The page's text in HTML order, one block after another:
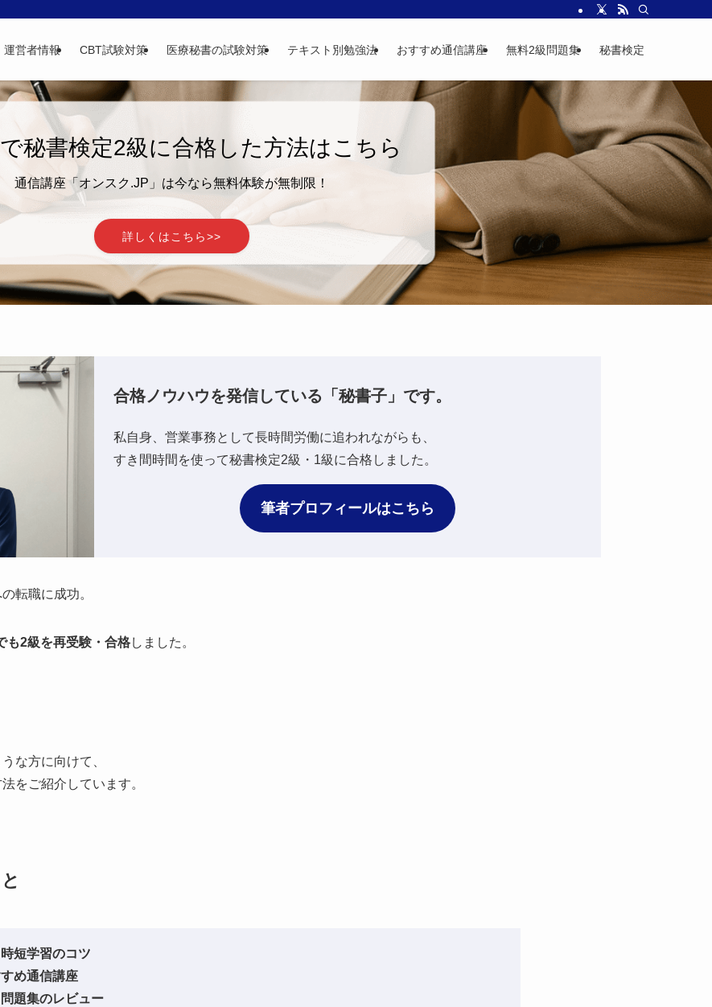
運営者情報 CBT試験対策 医療秘書の試験対策 テキスト別勉強法 おすすめ通信講座 無料2級問題集 秘書検定
秘書検定2級に合格した方法はこちら
通信講座「オンスク.JP」は今なら無料体験が無制限！
詳しくはこちら>>
合格ノウハウを発信している「秘書子」です。
私自身、営業事務として長時間労働に追われながらも、
すき間時間を使って秘書検定2級・1級に合格しました。
筆者プロフィールはこちら
転職に成功。
も2級を再受験・合格しました。
な方に向けて、
をご紹介しています。
短学習のコツ
め通信講座
題集のレビュー